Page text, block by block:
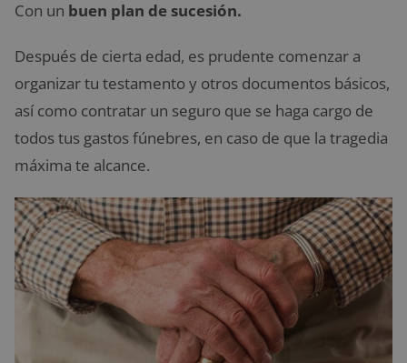
Con un buen plan de sucesión.
Después de cierta edad, es prudente comenzar a
organizar tu testamento y otros documentos básicos,
así como contratar un seguro que se haga cargo de
todos tus gastos fúnebres, en caso de que la tragedia
máxima te alcance.